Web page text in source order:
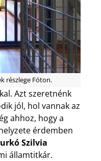
részlege Fóton.
Azt szeretnénk
jól, hol vannak az
ahhoz, hogy a
érdemben
Szilvia
államtitkár.